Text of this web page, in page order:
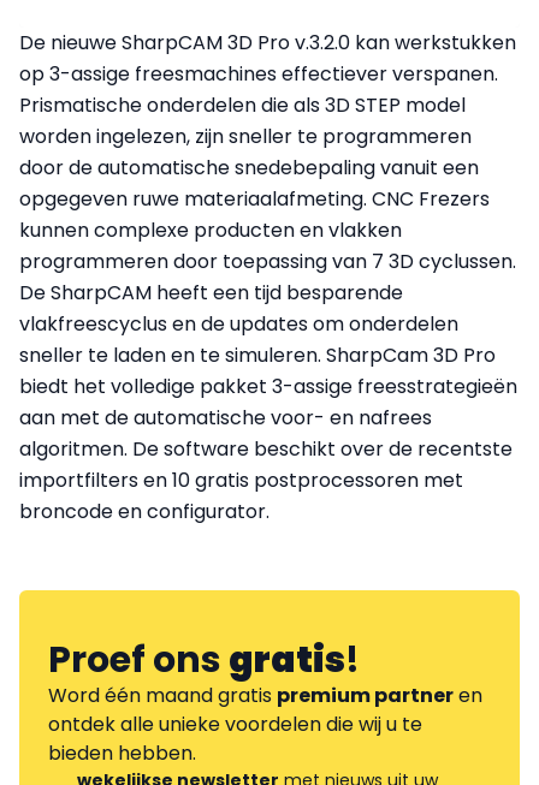
De nieuwe SharpCAM 3D Pro v.3.2.0 kan werkstukken
op 3-assige freesmachines effectiever verspanen.
Prismatische onderdelen die als 3D STEP model
worden ingelezen, zijn sneller te programmeren
door de automatische snedebepaling vanuit een
opgegeven ruwe materiaalafmeting. CNC Frezers
kunnen complexe producten en vlakken
programmeren door toepassing van 7 3D cyclussen.
De SharpCAM heeft een tijd besparende
vlakfreescyclus en de updates om onderdelen
sneller te laden en te simuleren. SharpCam 3D Pro
biedt het volledige pakket 3-assige freesstrategieën
aan met de automatische voor- en nafrees
algoritmen. De software beschikt over de recentste
importfilters en 10 gratis postprocessoren met
broncode en configurator.
Proef onsgratis!
Word één maand gratis premium partneren
ontdek alle unieke voordelen die wij u te
bieden hebben.
wekelijkse newsletter met nieuws uit uw